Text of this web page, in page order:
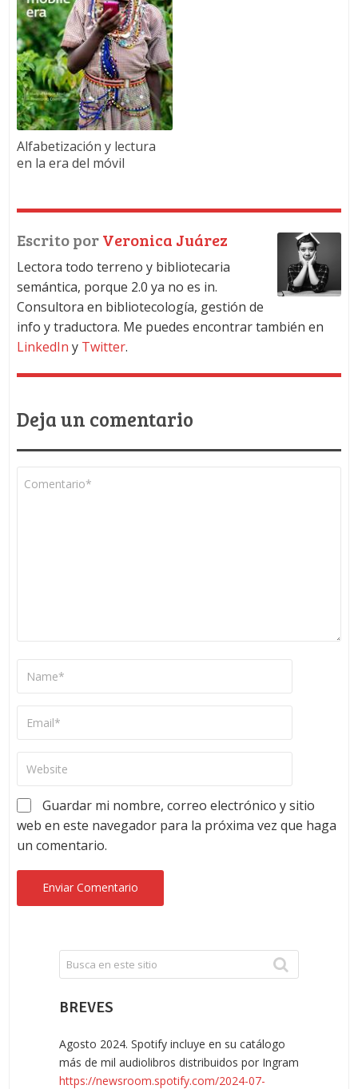
Alfabetización y lectura
en la era del móvil
Escrito porVeronica Juárez
Lectora todo terreno y bibliotecaria
semántica, porque 2.0 ya no es in.
Consultora en bibliotecología, gestión de
info y traductora. Me puedes encontrar también en
LinkedIn y Twitter.
Deja un comentario
Guardar mi nombre, correo electrónico y sitio
web en este navegador para la próxima vez que haga
un comentario.
BREVES
Agosto 2024. Spotify incluye en su catálogo
más de mil audiolibros distribuidos por Ingram
https://newsroom.spotify.com/2024-07-